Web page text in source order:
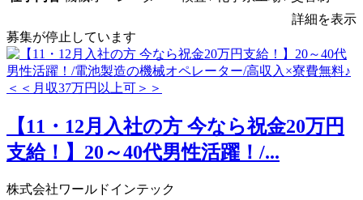
詳細を表示
募集が停止しています
【11・12月入社の方 今なら祝金20万円
支給！】20～40代男性活躍！/...
株式会社ワールドインテック